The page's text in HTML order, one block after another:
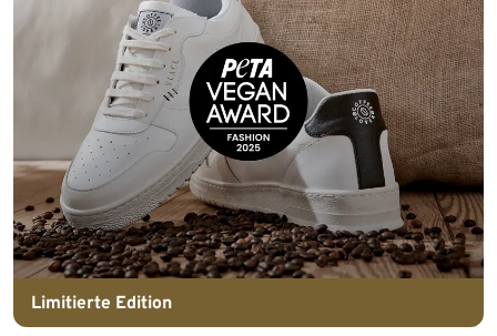
Limitierte Edition